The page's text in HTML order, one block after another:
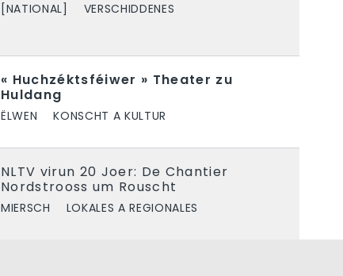
[NATIONAL] VERSCHIDDENES
« Huchzéktsféiwer » Theater zu
Huldang
ËLWEN KONSCHT A KULTUR
NLTV virun 20 Joer: De Chantier
Nordstrooss um Rouscht
MIERSCH LOKALES A REGIONALES